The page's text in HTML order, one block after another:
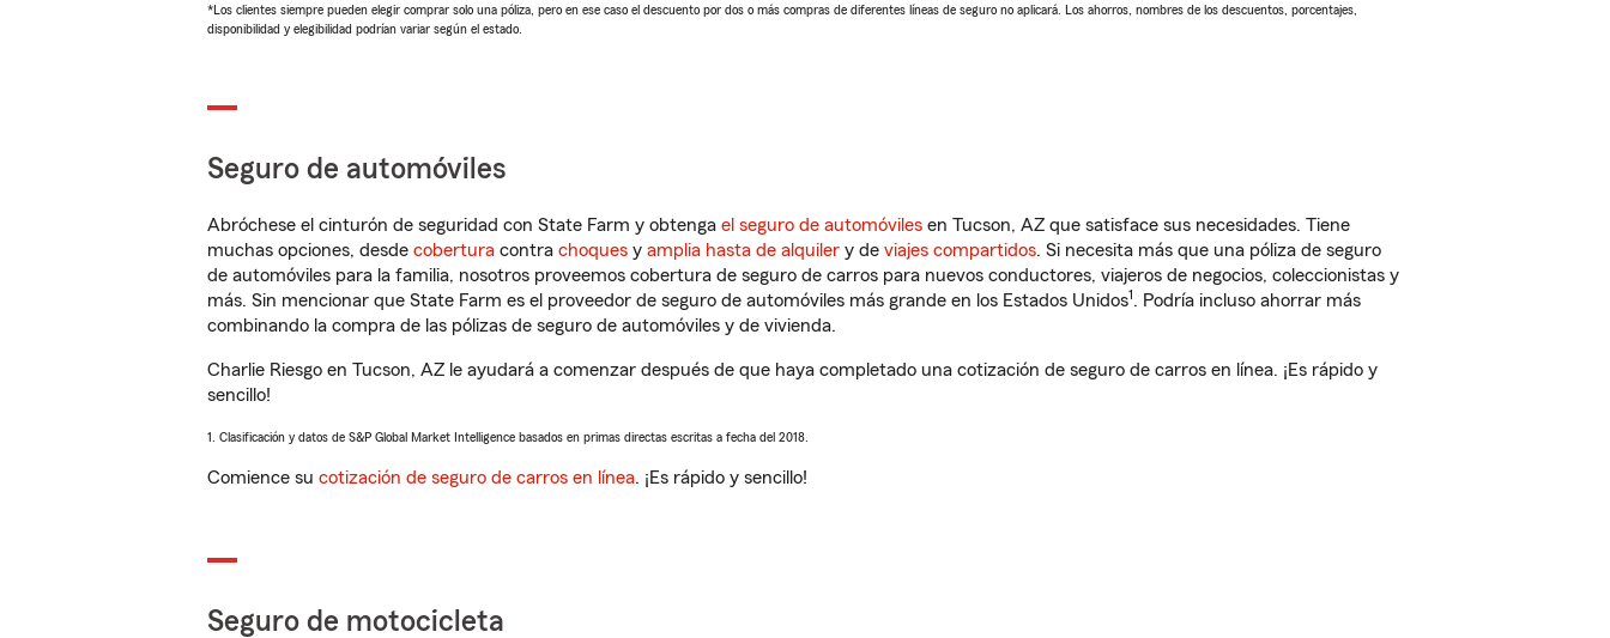
*Los clientes siempre pueden elegir comprar solo una póliza, pero en ese caso el descuento por dos o más compras de diferentes líneas de seguro no aplicará. Los ahorros, nombres de los descuentos, porcentajes,
disponibilidad y elegibilidad podrían variar según el estado.
Seguro de automóviles
Abróchese el cinturón de seguridad con State Farm y obtenga el seguro de automóviles en Tucson, AZ que satisface sus necesidades. Tiene
muchas opciones, desde cobertura contra choques y amplia hasta de alquiler y de viajes compartidos. Si necesita más que una póliza de seguro
de automóviles para la familia, nosotros proveemos cobertura de seguro de carros para nuevos conductores, viajeros de negocios, coleccionistas y
más. Sin mencionar que State Farm es el proveedor de seguro de automóviles más grande en los Estados Unidos1. Podría incluso ahorrar más
combinando la compra de las pólizas de seguro de automóviles y de vivienda.
Charlie Riesgo en Tucson, AZ le ayudará a comenzar después de que haya completado una cotización de seguro de carros en línea. ¡Es rápido y
sencillo!
1. Clasificación y datos de S&P Global Market Intelligence basados en primas directas escritas a fecha del 2018.
Comience su cotización de seguro de carros en línea. ¡Es rápido y sencillo!
Seguro de motocicleta